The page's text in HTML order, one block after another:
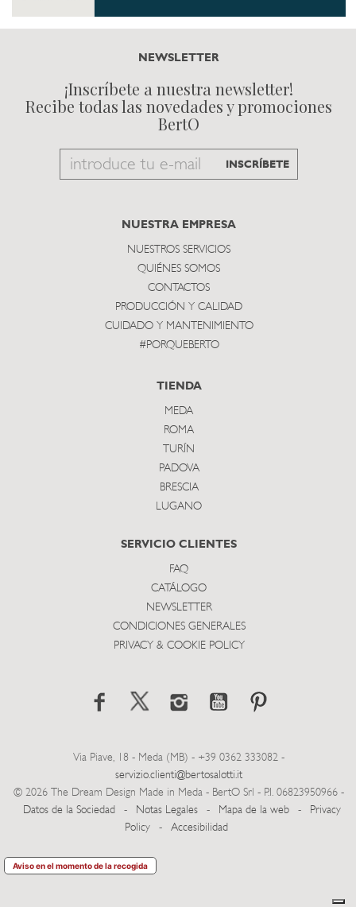
NEWSLETTER
¡Inscríbete a nuestra newsletter!
Recibe todas las novedades y promociones
BertO
Email
subscribe
INSCRÍBETE
NUESTRA EMPRESA
NUESTROS SERVICIOS
QUIÉNES SOMOS
CONTACTOS
PRODUCCIÓN Y CALIDAD
CUIDADO Y MANTENIMIENTO
#PORQUEBERTO
TIENDA
MEDA
ROMA
TURÍN
PADOVA
BRESCIA
LUGANO
SERVICIO CLIENTES
FAQ
CATÁLOGO
NEWSLETTER
CONDICIONES GENERALES
PRIVACY & COOKIE POLICY
Via Piave, 18 - Meda (MB) - +39 0362 333082 -
servizio.clienti@bertosalotti.it
© 2026 The Dream Design Made in Meda - BertO Srl - P.I. 06823950966 -
Datos de la Sociedad
- Notas Legales - Mapa de la web -
Privacy
Policy
- Accesibilidad
Aviso en el momento de la recogida